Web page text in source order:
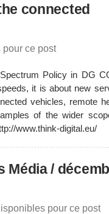
connected
ce post
Policy in DG
it is about new
vehicles, remote
of the wider
www.think-digital.eu/
Média /
pour ce post